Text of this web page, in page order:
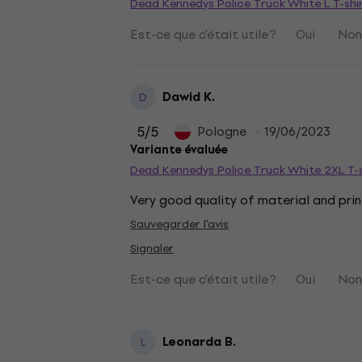
Dead Kennedys Police Truck White L T-
Est-ce que c'était utile ? Oui Non
D Dawid K.
5/5 Pologne 19/06/2023
Variante évaluée
Dead Kennedys Police Truck White 2XL
Very good quality of material and
Sauvegarder l'avis
Signaler
Est-ce que c'était utile ? Oui Non
L Leonarda B.